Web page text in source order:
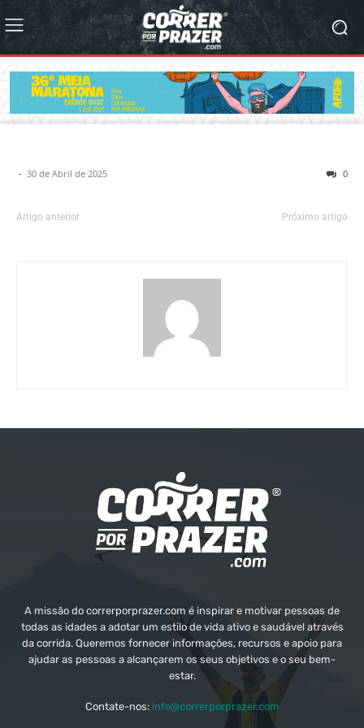
- 30 de Abril de 2025 0
Artigo anterior Próximo artigo
A missão do correrporprazer.com é inspirar e motivar pessoas de
todas as idades a adotar um estilo de vida ativo e saudável através
da corrida. Queremos fornecer informações, recursos e apoio para
ajudar as pessoas a alcançarem os seus objetivos e o seu bem-
estar.
Contate-nos: info@correrporprazer.com